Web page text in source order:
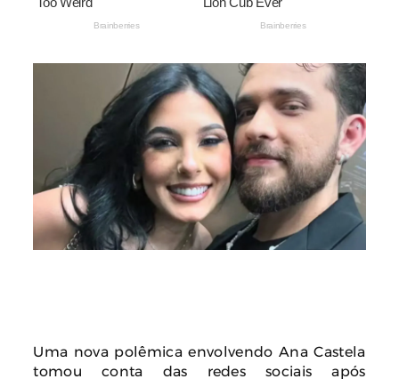
Uma nova polêmica envolvendo Ana Castela
tomou conta das redes sociais após